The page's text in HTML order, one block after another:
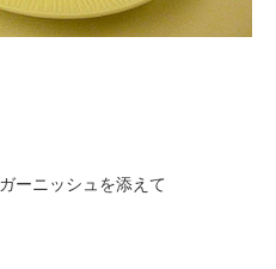
ーニッシュを添えて